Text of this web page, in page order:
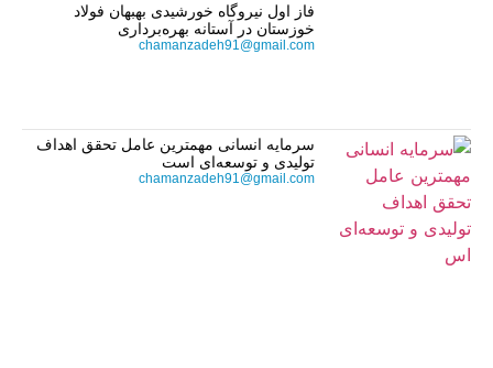
فاز اول نیروگاه خورشیدی بهبهان فولاد
خوزستان در آستانه بهره‌برداری
chamanzadeh91@gmail.com
سرمایه انسانی مهمترین عامل تحقق اهداف
تولیدی و توسعه‌ای است
chamanzadeh91@gmail.com